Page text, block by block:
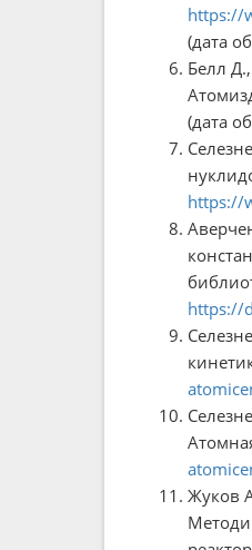
https://
(дата
Белл
(дата
https://
https://
Жуков